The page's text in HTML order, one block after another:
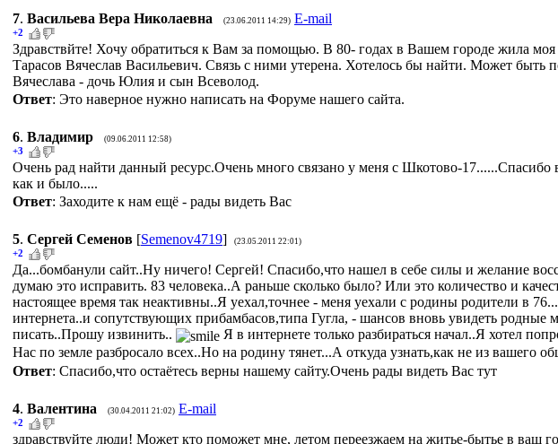
7. Васильева Вера Николаевна (23.06.2011 14:29) E-mail
+2
Здравствйте! Хочу обратиться к Вам за помощью. В 80- годах в Вашем городе жила
Тарасов Вячеслав Васильевич. Связь с ними утерена. Хотелось бы найти. Может
Вячеслава - дочь Юлия и сын Всеволод.
Ответ: Это наверное нужно написать на Форуме нашего сайта.
6. Владимир (09.06.2011 12:58)
+3
Очень рад найти данный ресурс.Очень много связано у меня с Шкотово-17......Спасибо
как и было.....
Ответ: Заходите к нам ещё - рады видеть Вас
5. Сергей Семенов [Semenov4719] (23.05.2011 22:01)
+2
Да...бомбанули сайт..Ну ничего! Сергей! Спасибо,что нашел в себе силы и желание
думаю это исправить. 83 человека..А раньше сколько было? Или это количество и
настоящее время так неактивны..Я уехал,точнее - меня уехали с родины родители в
интернета..и сопутствующих прибамбасов,типа Гугла, - шансов вновь увидеть
писать..Прошу извинить..
Я в интернете только разбираться начал..Я хотел
Нас по земле разбросало всех..Но на родину тянет...А откуда узнать,как не из вашего
Ответ: Спасибо,что остаётесь верны нашему сайту.Очень рады видеть Вас тут
4. Валентина (30.04.2011 21:02) E-mail
+2
здравствуйте люди! Может кто поможет мне, летом переезжаем на житье-бытье в ваш